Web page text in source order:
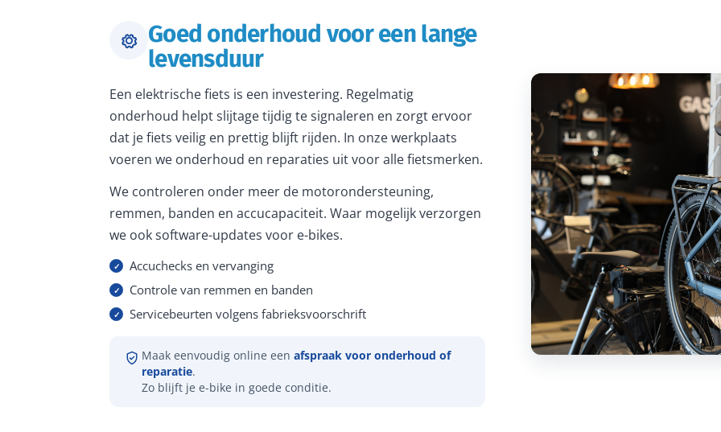
Goed onderhoud voor een lange
levensduur
Een elektrische fiets is een investering. Regelmatig
onderhoud helpt slijtage tijdig te signaleren en zorgt ervoor
dat je fiets veilig en prettig blijft rijden. In onze werkplaats
voeren we onderhoud en reparaties uit voor alle fietsmerken.
We controleren onder meer de motorondersteuning,
remmen, banden en accucapaciteit. Waar mogelijk verzorgen
we ook software-updates voor e-bikes.
Accuchecks en vervanging
Controle van remmen en banden
Servicebeurten volgens fabrieksvoorschrift
Maak eenvoudig online een afspraak voor onderhoud of
reparatie.
Zo blijft je e-bike in goede conditie.